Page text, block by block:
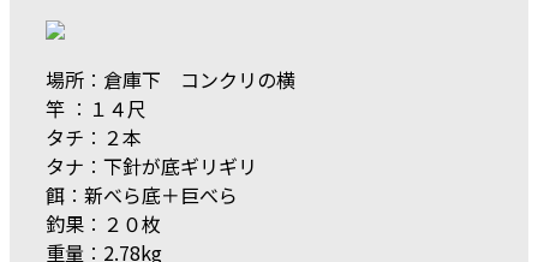
場所︰倉庫下 コンクリの横
竿 ︰１４尺
タチ︰２本
タナ︰下針が底ギリギリ
餌︰新べら底＋巨べら
釣果︰２０枚
重量︰2.78kg